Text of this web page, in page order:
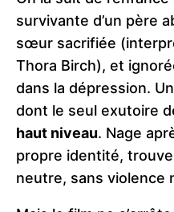
survivante d’un père
sœur sacrifiée
Thora Birch), et
dans la dépression.
dont le seul exutoire
haut niveau. Nage
propre identité,
neutre, sans violence